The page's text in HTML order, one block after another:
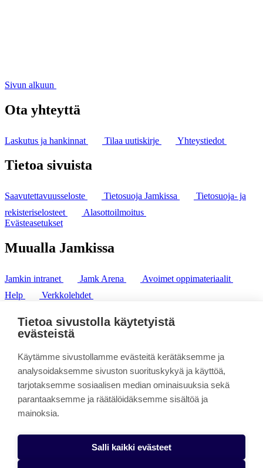
Sivun alkuun
Ota yhteyttä
Laskutus ja hankinnat Tilaa uutiskirje Yhteystiedot
Tietoa sivuista
Saavutettavuusseloste Tietosuoja Jamkissa
Tietosuoja- ja
rekisteriselosteet
Alasottoilmoitus
Evästeasetukset
Muualla Jamkissa
Jamkin intranet Jamk Arena
Avoimet oppimateriaalit
Help
Verkkolehdet
puh. +358 20 743 8100
fax. +358 14 449 9694
Tietoa sivustolla käytetyistä
evästeistä
Käytämme sivustollamme evästeitä kerätäksemme ja
analysoidaksemme sivuston suorituskykyä ja käyttöä,
tarjotaksemme sosiaalisen median ominaisuuksia sekä
parantaaksemme ja räätälöidäksemme sisältöä ja
mainoksia.
Salli kaikki evästeet